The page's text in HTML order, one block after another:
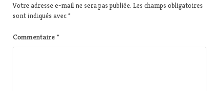
Votre adresse e-mail ne sera pas publiée. Les champs obligatoires
sont indiqués avec*
Commentaire *